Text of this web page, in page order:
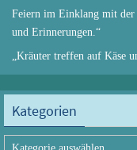
Feiern im Einklang mit der
und Erinnerungen.“
„Kräuter treffen auf Käse
Kategorien
Kategorien